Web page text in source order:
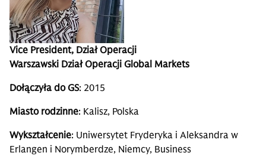
Vice President, Dział Operacji
Warszawski Dział Operacji Global Markets
Dołączyła do GS: 2015
Miasto rodzinne: Kalisz, Polska
Wykształcenie: Uniwersytet Fryderyka i Aleksandra w
Erlangen i Norymberdze, Niemcy, Business